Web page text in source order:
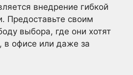
внедрение гибкой
Предоставьте своим
выбора, где они хотят
в офисе или даже за